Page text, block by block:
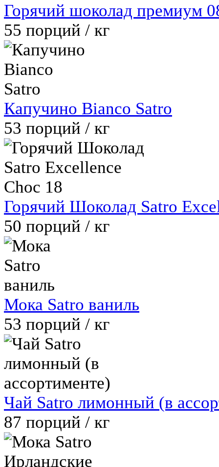
Горячий шоколад премиум
55 порций / кг
Капучино Bianco Satro
53 порций / кг
Горячий Шоколад Satro
50 порций / кг
Мока Satro ваниль
53 порций / кг
Чай Satro лимонный (в
87 порций / кг